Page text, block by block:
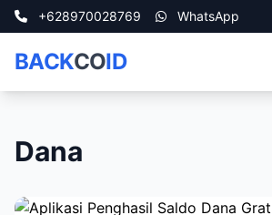
+628970028769 WhatsApp
BACKCOID
Dana